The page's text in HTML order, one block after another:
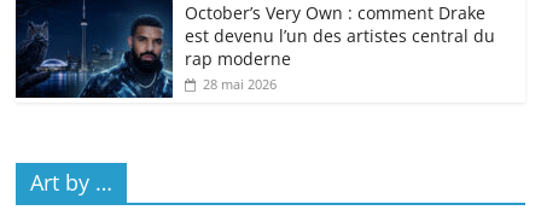
October’s Very Own : comment Drake
est devenu l’un des artistes central du
rap moderne
28 mai 2026
Art by …